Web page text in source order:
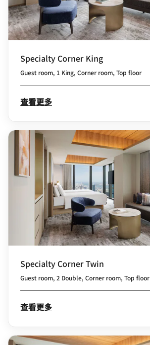
Specialty Corner King
Guest room, 1 King, Corner room, Top floor
查看更多
Specialty Corner Twin
Guest room, 2 Double, Corner room, Top floor
查看更多